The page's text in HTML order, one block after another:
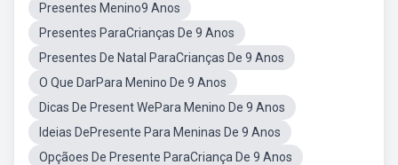
Presentes Menino9 Anos
Presentes ParaCrianças De 9 Anos
Presentes De Natal ParaCrianças De 9 Anos
O Que DarPara Menino De 9 Anos
Dicas De Present WePara Menino De 9 Anos
Ideias DePresente Para Meninas De 9 Anos
Opçãoes De Presente ParaCriança De 9 Anos